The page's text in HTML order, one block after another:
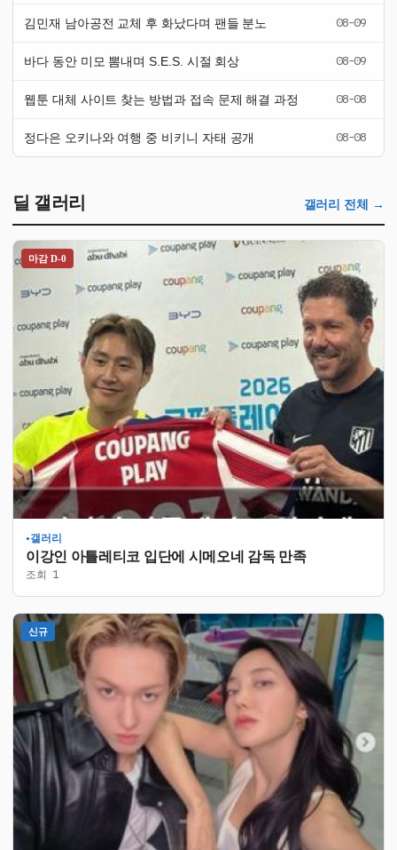
김민재 남아공전 교체 후 화났다며 팬들 분노 08-09
바다 동안 미모 뽐내며 S.E.S. 시절 회상 08-09
웹툰 대체 사이트 찾는 방법과 접속 문제 해결 과정 08-08
정다은 오키나와 여행 중 비키니 자태 공개 08-08
딜 갤러리 갤러리 전체 →
마감 D-0
● 갤러리
이강인 아틀레티코 입단에 시메오네 감독 만족
조회 1
신규